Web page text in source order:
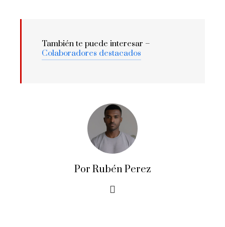
También te puede interesar –
Colaboradores destacados
Por Rubén Perez